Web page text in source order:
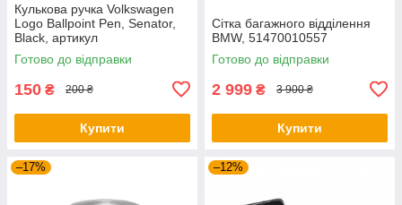
Кулькова ручка Volkswagen
Logo Ballpoint Pen, Senator,
Black, артикул
000087703ME041
Готово до відправки
150 ₴ 200 ₴
Купити
Сітка багажного відділення
BMW, 51470010557
Готово до відправки
2 999 ₴ 3 900 ₴
Купити
–17% –12%